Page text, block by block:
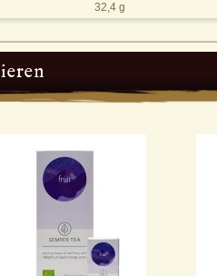
32,4 g